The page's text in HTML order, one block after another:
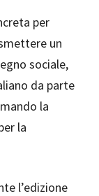
per
un
sociale,
da parte
la
la
l’edizione